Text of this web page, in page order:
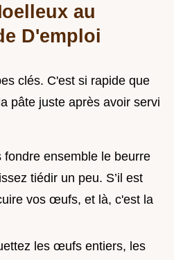
au
D'emploi
clés. C'est si rapide que
pâte juste après avoir servi
fondre ensemble le beurre
tiédir un peu. S’il est
vos œufs, et là, c'est la
les œufs entiers, les